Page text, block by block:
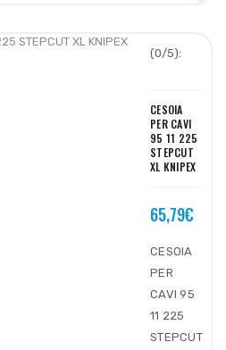
(0/5):
CESOIA
PER CAVI
95 11 225
STEPCUT
XL KNIPEX
65,79€
CESOIA
PER
CAVI 95
11 225
STEPCUT